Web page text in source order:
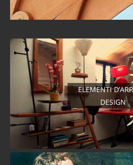
ELEMENTI
DESIGN